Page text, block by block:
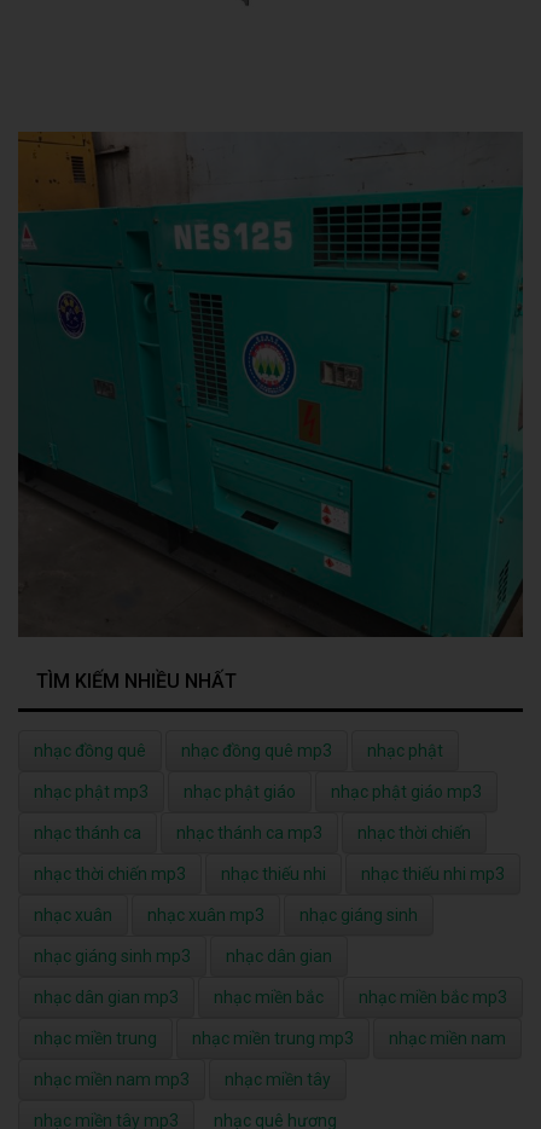
TÌM KIẾM NHIỀU NHẤT
nhạc đồng quê nhạc đồng quê mp3 nhạc phật
nhạc phật mp3 nhạc phật giáo nhạc phật giáo mp3
nhạc thánh ca nhạc thánh ca mp3 nhạc thời chiến
nhạc thời chiến mp3 nhạc thiếu nhi nhạc thiếu nhi mp3
nhạc xuân nhạc xuân mp3 nhạc giáng sinh
nhạc giáng sinh mp3 nhạc dân gian
nhạc dân gian mp3 nhạc miền bắc nhạc miền bắc mp3
nhạc miền trung nhạc miền trung mp3 nhạc miền nam
nhạc miền nam mp3 nhạc miền tây
nhạc miền tây mp3 nhạc quê hương